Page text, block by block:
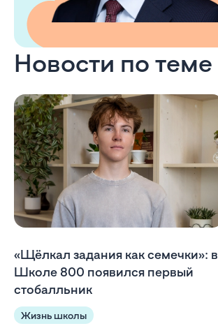
Новости по теме
«Щёлкал задания как семечки»: в
Школе 800 появился первый
стобалльник
Жизнь школы